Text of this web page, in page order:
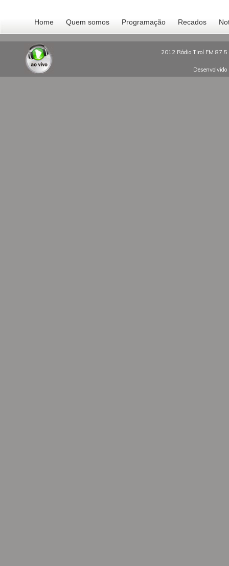
Home Quem somos Programação Recados
2012 Rádio Tirol FM 87.5